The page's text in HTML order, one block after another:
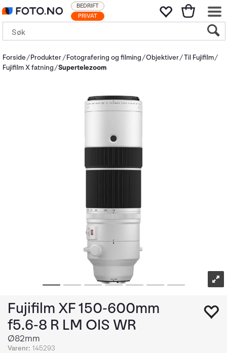
PRIVAT
BEDRIFT
Forside Produkter Fotografering og filming Objektiver Til Fujifilm
Fujifilm X fatning
Supertelezoom
Fujifilm XF 150-600mm
f5.6-8 R LM OIS WR
Ø82mm
Varenr: 145293